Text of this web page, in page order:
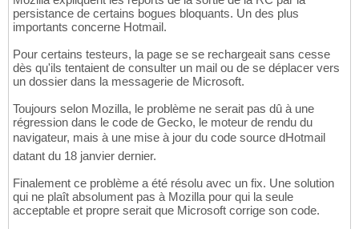
persistance de certains bogues bloquants. Un des plus
importants concerne Hotmail.
Pour certains testeurs, la page se se rechargeait sans cesse
dès qu'ils tentaient de consulter un mail ou de se déplacer vers
un dossier dans la messagerie de Microsoft.
Toujours selon Mozilla, le problème ne serait pas dû à une
régression dans le code de Gecko, le moteur de rendu du
navigateur, mais à une mise à jour du code source dHotmail
datant du 18 janvier dernier.
Finalement ce problème a été résolu avec un fix. Une solution
qui ne plaît absolument pas à Mozilla pour qui la seule
acceptable et propre serait que Microsoft corrige son code.